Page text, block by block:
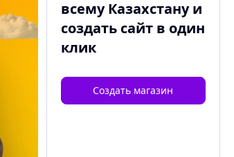
всему Казахстану и
создать сайтв один
клик
Создать магазин